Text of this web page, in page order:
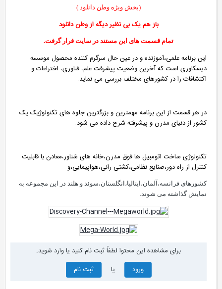
(بخش ویژه وطن دانلود )
باز هم یک بی نظیر دیگه از وطن دانلود
تمام قسمت های این مستند در سایت قرار گرفت.
این برنامه علمی،آموزنده و در عین حال سرگرم کننده محصول موسسه
دیسکاوری است که آخرین وضعیت پیشرفت علم، فناوری، اختراعات و
اکتشافات را در کشورهای مختلف بررسی می نماید.
در هر قسمت از این برنامه مهمترین و بزرگترین جلوه های تکنولوژیک یک
کشور از دنیای مدرن و پیشرفته شرح داده می شود.
تکنولوژی ساخت اتومبیل ها فوق مدرن،خانه های شناور،معادن با قابلیت
کنترل از راه دور،صنایع نظامی،کشتی رانی،هواپیمایی،و ...
کشورهای فرانسه،آلمان،ایتالیا،انگلستان،سوئد و هلند در این مجموعه به
نمایش گذاشته می شوند.
برای مشاهده این محتوا لطفاً ثبت نام کنید یا وارد شوید.
ورود
ثبت نام